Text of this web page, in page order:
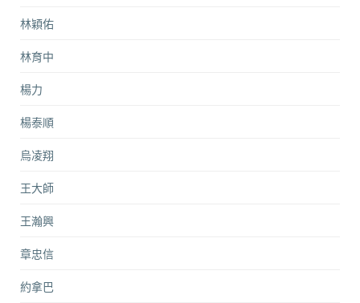
林穎佑
林育中
楊力
楊泰順
烏凌翔
王大師
王瀚興
章忠信
約拿巴